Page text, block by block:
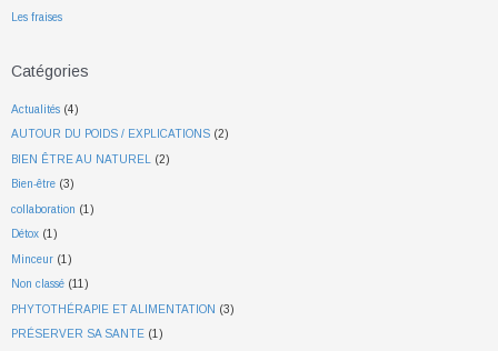
Les fraises
Catégories
Actualités (4)
AUTOUR DU POIDS / EXPLICATIONS (2)
BIEN ÊTRE AU NATUREL (2)
Bien-être (3)
collaboration (1)
Détox (1)
Minceur (1)
Non classé (11)
PHYTOTHÉRAPIE ET ALIMENTATION (3)
PRÉSERVER SA SANTE (1)